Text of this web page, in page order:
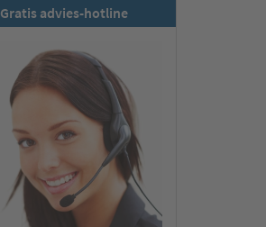
Gratis advies-hotline